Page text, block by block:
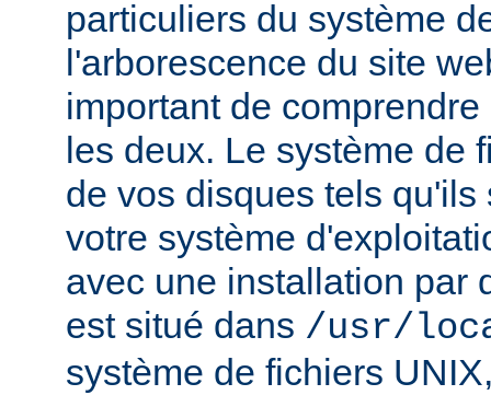
particuliers du système
l'arborescence du site
important de
les deux. Le système de
de vos disques tels qu'ils
votre système
avec une installation par
est situé dans /usr/
système de fichiers